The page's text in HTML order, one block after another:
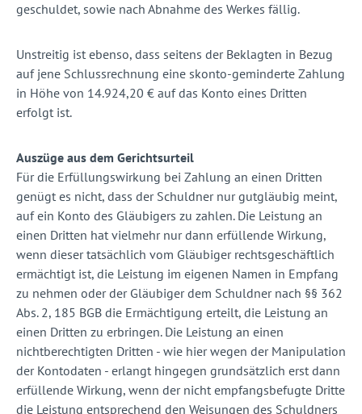
geschuldet, sowie nach Abnahme des Werkes fällig.
Unstreitig ist ebenso, dass seitens der Beklagten in Bezug
auf jene Schlussrechnung eine skonto-geminderte Zahlung
in Höhe von 14.924,20 € auf das Konto eines Dritten
erfolgt ist.
Auszüge aus dem Gerichtsurteil
Für die Erfüllungswirkung bei Zahlung an einen Dritten
genügt es nicht, dass der Schuldner nur gutgläubig meint,
auf ein Konto des Gläubigers zu zahlen. Die Leistung an
einen Dritten hat vielmehr nur dann erfüllende Wirkung,
wenn dieser tatsächlich vom Gläubiger rechtsgeschäftlich
ermächtigt ist, die Leistung im eigenen Namen in Empfang
zu nehmen oder der Gläubiger dem Schuldner nach §§ 362
Abs. 2, 185 BGB die Ermächtigung erteilt, die Leistung an
einen Dritten zu erbringen. Die Leistung an einen
nichtberechtigten Dritten - wie hier wegen der Manipulation
der Kontodaten - erlangt hingegen grundsätzlich erst dann
erfüllende Wirkung, wenn der nicht empfangsbefugte Dritte
die Leistung entsprechend den Weisungen des Schuldners